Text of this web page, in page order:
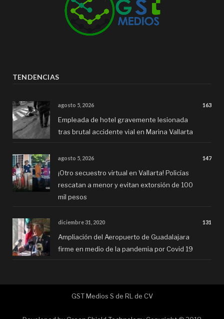
TENDENCIAS
agosto 5, 2026 163
Empleada de hotel gravemente lesionada
tras brutal accidente vial en Marina Vallarta
agosto 5, 2026 147
¡Otro secuestro virtual en Vallarta! Policías
rescatan a menor y evitan extorsión de 100
mil pesos
diciembre 31, 2020 131
Ampliación del Aeropuerto de Guadalajara
firme en medio de la pandemia por Covid 19
GST Medios S de RL de CV